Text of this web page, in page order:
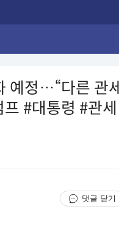
예정…“다른 관세
#대통령 #관세
댓글 닫기